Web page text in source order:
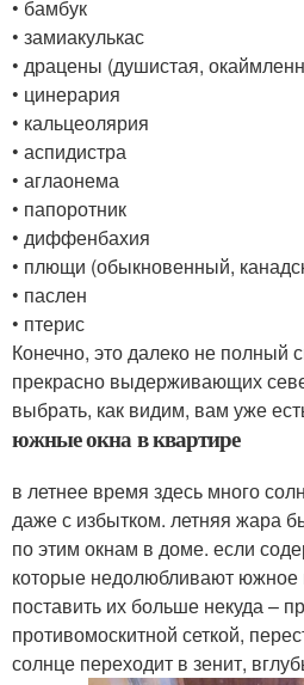
• бамбук
• замиакулькас
• драцены (душистая,
• цинерария
• кальцеолярия
• аспидистра
• аглаонема
• папоротник
• диффенбахия
• плющи (обыкновенный,
• паслен
• птерис
Конечно, это далеко не полный
прекрасно выдерживающих
выбрать, как видим, вам уже
южные окна в квартире
в летнее время здесь много
даже с избытком. летняя жара
по этим окнам в доме. если
которые недолюбливают южное
поставить их больше некуда –
противомоскитной сеткой,
солнце переходит в зенит,